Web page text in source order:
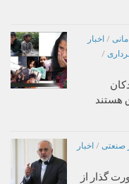
/ اخبار
/
درصد کودکان
هستند
صنعتی / اخبار
گذار از